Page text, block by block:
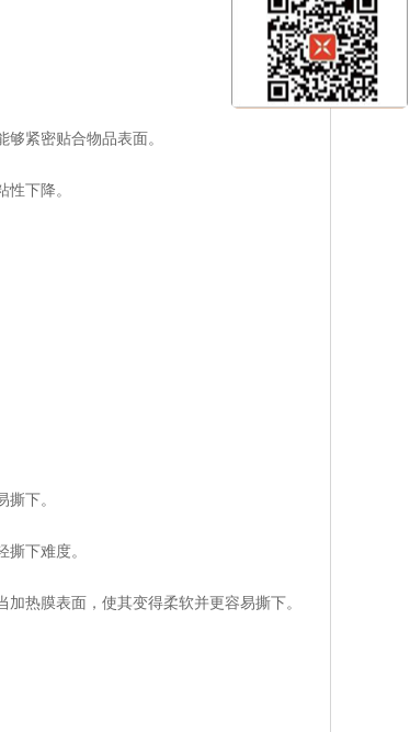
紧密贴合物品表面。
下降。
下。
下难度。
热膜表面，使其变得柔软并更容易撕下。